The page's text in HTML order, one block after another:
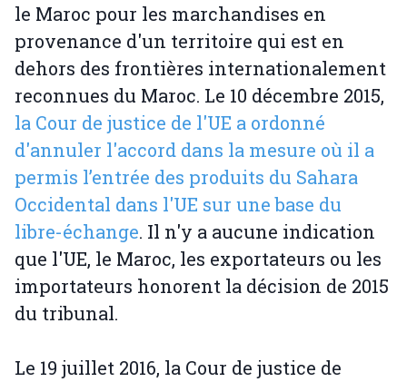
le Maroc pour les marchandises en
provenance d'un territoire qui est en
dehors des frontières internationalement
reconnues du Maroc. Le 10 décembre 2015,
la Cour de justice de l'UE a ordonné
d'annuler l'accord dans la mesure où il a
permis l’entrée des produits du Sahara
Occidental dans l'UE sur une base du
libre-échange. Il n'y a aucune indication
que l'UE, le Maroc, les exportateurs ou les
importateurs honorent la décision de 2015
du tribunal.
Le 19 juillet 2016, la Cour de justice de